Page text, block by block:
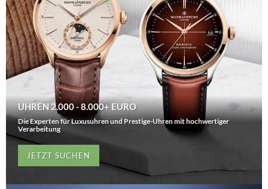
UHREN 2.000 - 8.000+ EURO
Die Experten für Luxusuhren und Prestige-Uhren mit hochwertiger
Verarbeitung
JETZT SUCHEN